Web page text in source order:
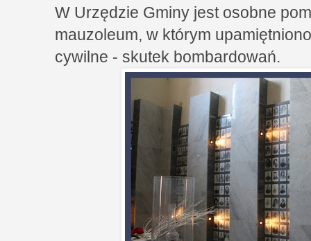
W Urzędzie Gminy jest osobne
mauzoleum, w którym
cywilne - skutek bombardowań.